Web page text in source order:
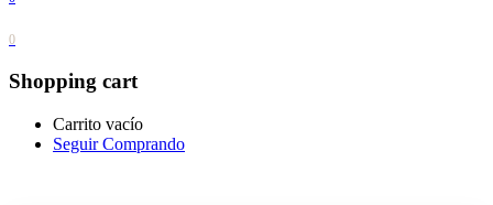
0
Shopping cart
Carrito vacío
Seguir Comprando